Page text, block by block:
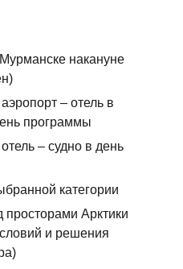
накануне
– отель в
программы
– судно в день
категории
просторами Арктики
и решения